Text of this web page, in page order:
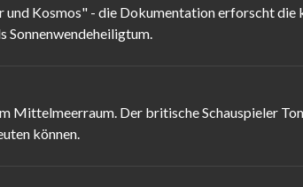
Kosmos" - die Dokumentation erforscht
Sonnenwendeheiligtum.
Mittelmeerraum. Der britische Schauspieler
können.